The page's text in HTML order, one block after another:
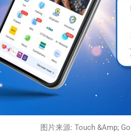
图片来源: Touch &Amp; Go